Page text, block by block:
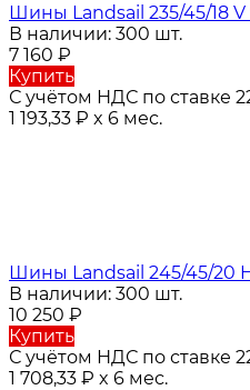
Шины Landsail 235/45/18
В наличии: 300 шт.
7 160 ₽
Купить
С учётом НДС по ставке
1 193,33 ₽ x 6 мес.
Шины Landsail 245/45/20
В наличии: 300 шт.
10 250 ₽
Купить
С учётом НДС по ставке
1 708,33 ₽ x 6 мес.